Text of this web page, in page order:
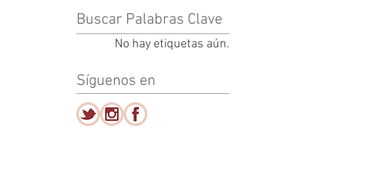
Buscar Palabras Clave
No hay etiquetas aún.
Síguenos en